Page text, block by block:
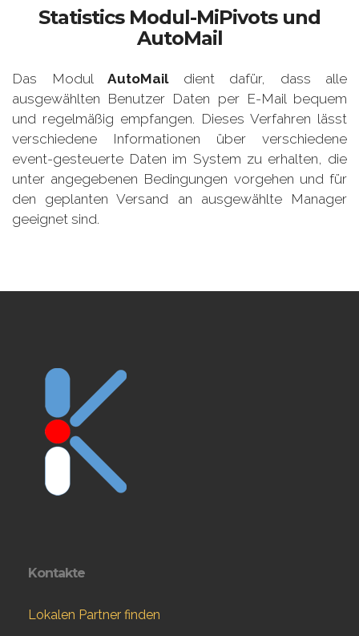
Statistics Modul-MiPivotsund
AutoMail
Das Modul AutoMaildient dafür, dass alle
ausgewählten Benutzer Daten per E-Mail bequem
und regelmäßig empfangen. Dieses Verfahren lässt
verschiedene Informationen über verschiedene
event-gesteuerte Daten im System zu erhalten, die
unter angegebenen Bedingungen vorgehen und für
den geplanten Versand an ausgewählte Manager
geeignet sind.
Kontakte
Lokalen Partner finden